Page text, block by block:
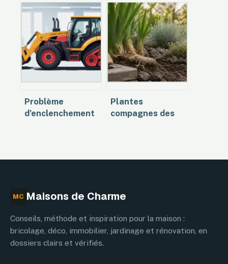
tomate en photos
: guide visuel pour
identifier et agir
remorque de bois
de chauffage en 2
m : à quoi vous
attendre
Problème
d’enclenchement
solutions
Plantes
compagnes des
sans pourriture
MC Maisons de Charme
Conseils, méthode et inspiration pour la maison :
bricolage, déco, immobilier, jardinage et rénovation, en
dossiers clairs et vérifiés.